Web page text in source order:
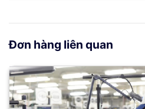
Đơn hàng liên quan